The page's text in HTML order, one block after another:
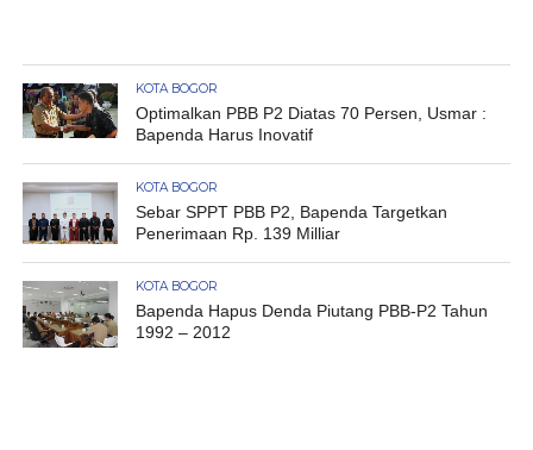
KOTA BOGOR
Optimalkan PBB P2 Diatas 70 Persen, Usmar :
Bapenda Harus Inovatif
KOTA BOGOR
Sebar SPPT PBB P2, Bapenda Targetkan
Penerimaan Rp. 139 Milliar
KOTA BOGOR
Bapenda Hapus Denda Piutang PBB-P2 Tahun
1992 – 2012